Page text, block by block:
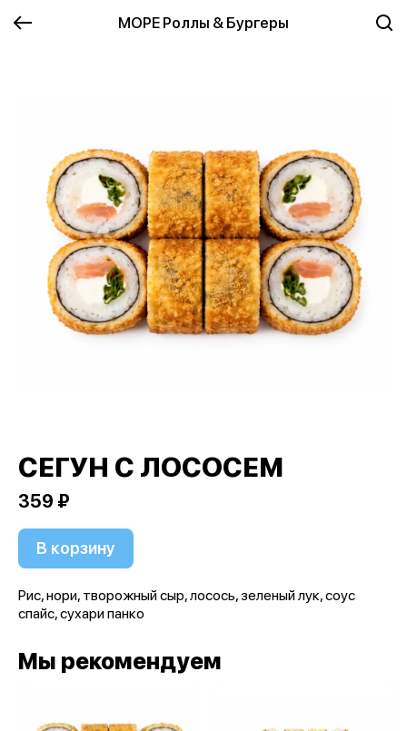
МОРЕ Роллы & Бургеры
СЕГУН С ЛОСОСЕМ
359 ₽
В корзину
Рис, нори, творожный сыр, лосось, зеленый лук, соус
спайс, сухари панко
Мы рекомендуем